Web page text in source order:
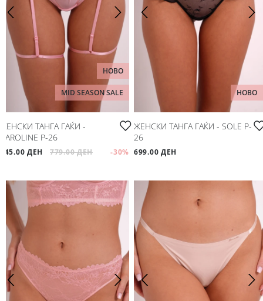
НОВО
MID SEASON SALE
ЖЕНСКИ ТАНГА ГАЌИ -
CAROLINE P-26
545.00 ДЕН 779.00 ДЕН -30%
НОВО
ЖЕНСКИ ТАНГА ГАЌИ - SOLE P-
26
699.00 ДЕН